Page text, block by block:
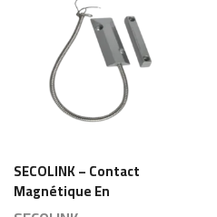
SECOLINK – Contact
Magnétique En
Aluminium Pour